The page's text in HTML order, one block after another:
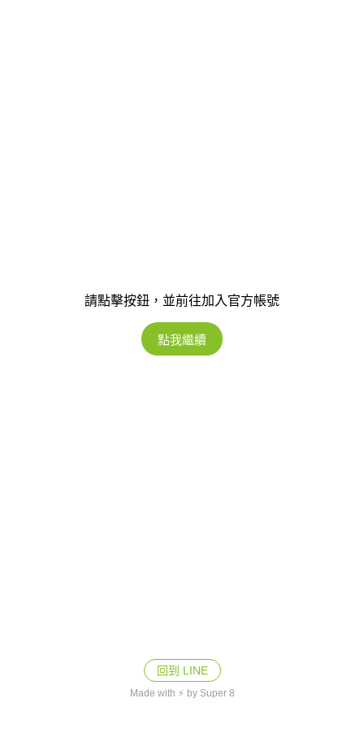
請點擊按鈕，並前往加入官方帳號
點我繼續
回到 LINE
Made with ⚡ by Super 8